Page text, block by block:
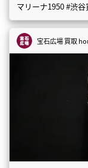
マリーナ1950 #渋
宝石広場 買取